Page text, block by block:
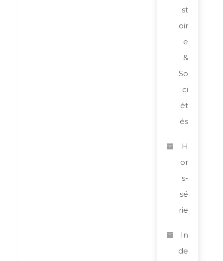
st
oir
e
&
So
ci
ét
és
H
or
s-
sé
rie
In
de